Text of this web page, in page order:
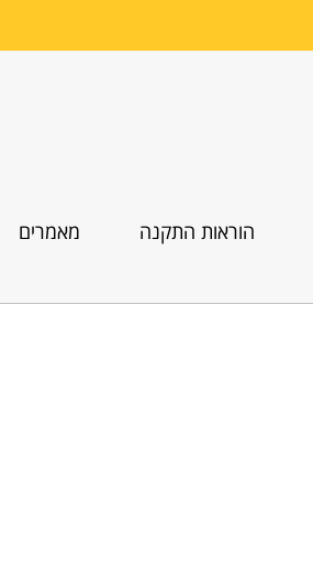
הוראות התקנה מאמרים